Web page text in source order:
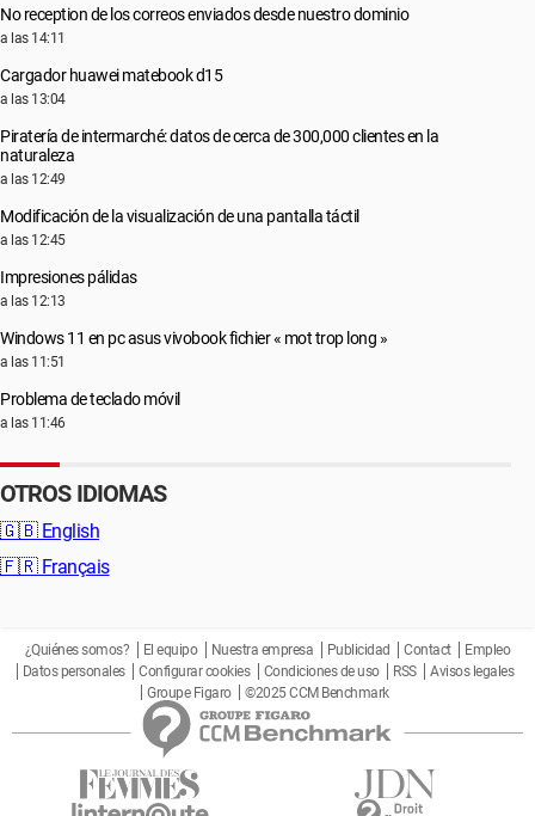
No reception de los correos enviados desde nuestro dominio
a las 14:11
Cargador huawei matebook d15
a las 13:04
Piratería de intermarché: datos de cerca de 300,000 clientes en la
naturaleza
a las 12:49
Modificación de la visualización de una pantalla táctil
a las 12:45
Impresiones pálidas
a las 12:13
Windows 11 en pc asus vivobook fichier « mot trop long »
a las 11:51
Problema de teclado móvil
a las 11:46
OTROS IDIOMAS
🇬🇧 English
🇫🇷 Français
¿Quiénes somos? El equipo Nuestra empresa Publicidad Contact
Empleo
Datos personales
Configurar cookies Condiciones de uso RSS
Avisos legales
Groupe Figaro
©2025 CCM Benchmark